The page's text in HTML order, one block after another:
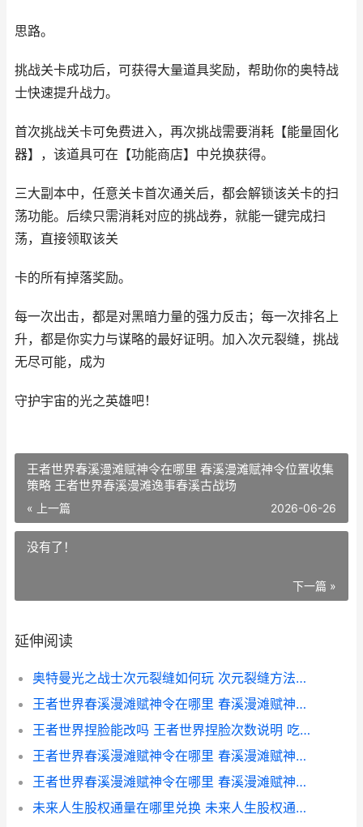
思路。
挑战关卡成功后，可获得大量道具奖励，帮助你的奥特战
士快速提升战力。
首次挑战关卡可免费进入，再次挑战需要消耗【能量固化
器】，该道具可在【功能商店】中兑换获得。
三大副本中，任意关卡首次通关后，都会解锁该关卡的扫
荡功能。后续只需消耗对应的挑战券，就能一键完成扫
荡，直接领取该关
卡的所有掉落奖励。
每一次出击，都是对黑暗力量的强力反击；每一次排名上
升，都是你实力与谋略的最好证明。加入次元裂缝，挑战
无尽可能，成为
守护宇宙的光之英雄吧！
王者世界春溪漫滩赋神令在哪里 春溪漫滩赋神令位置收集
策略 王者世界春溪漫滩逸事春溪古战场
« 上一篇 2026-06-26
没有了！
下一篇 »
延伸阅读
奥特曼光之战士次元裂缝如何玩 次元裂缝方法说明 奥特曼光之战士下载安装
王者世界春溪漫滩赋神令在哪里 春溪漫滩赋神令位置收集策略 王者世界春溪漫滩逸事春溪古战场
王者世界捏脸能改吗 王者世界捏脸次数说明 吃鸡捏脸王者
王者世界春溪漫滩赋神令在哪里 春溪漫滩赋神令位置收集策略 王者世界春溪漫滩 宝藏位置
王者世界春溪漫滩赋神令在哪里 春溪漫滩赋神令位置收集策略 王者世界春溪漫滩说剑
未来人生股权通量在哪里兑换 未来人生股权通量怎么轻松赚